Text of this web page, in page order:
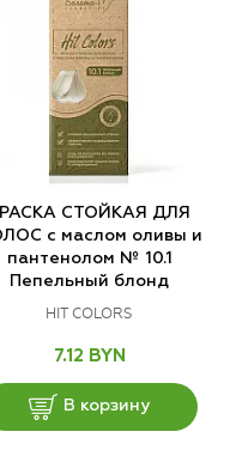
СТОЙКАЯ ДЛЯ
с маслом оливы и
пантенолом № 10.1
Пепельный блонд
HIT COLORS
7.12 BYN
В корзину